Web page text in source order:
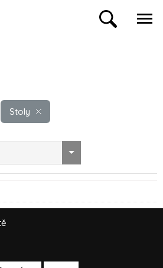
Stoly